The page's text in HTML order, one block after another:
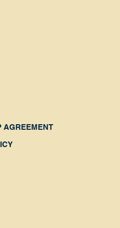
AGREEMENT